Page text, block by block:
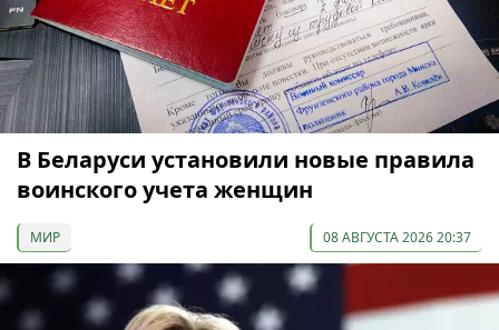
В Беларуси установили новые правила
воинского учета женщин
МИР 08 АВГУСТА 2026 20:37